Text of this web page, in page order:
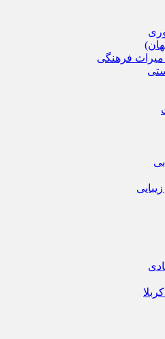
فرهنگی